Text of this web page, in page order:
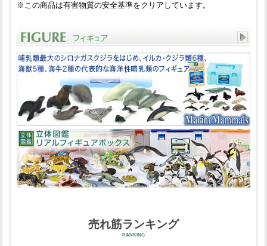
※この商品は有害物質の安全基準をクリアしています。